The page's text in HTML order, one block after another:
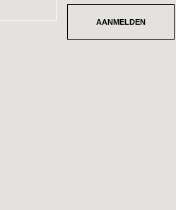
AANMELDEN